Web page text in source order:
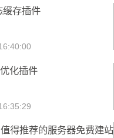
缓存插件
化插件
得推荐的服务器免费建站